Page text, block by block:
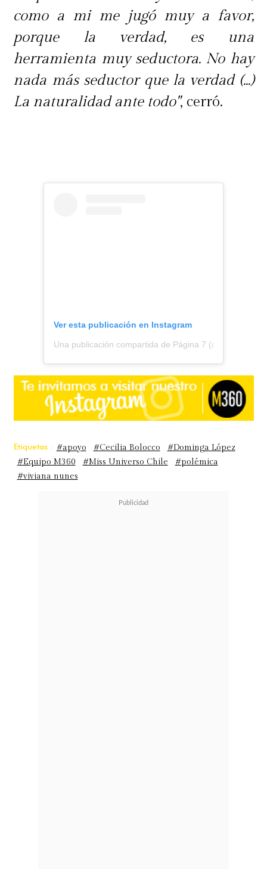
como a mi me jugó muy a favor,
porque la verdad, es una
herramienta muy seductora. No hay
nada más seductor que la verdad (...)
La naturalidad ante todo", cerró.
Ver esta publicación en Instagram
Una publicación compartida de Página 7
Etiquetas : #apoyo #Cecilia Bolocco
#Dominga López
#Equipo M360
#Miss Universo Chile
#polémica
#viviana nunes